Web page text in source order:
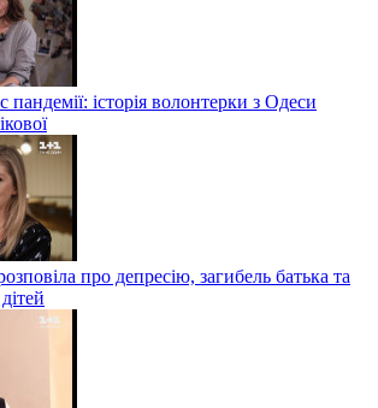
пандемії: історія волонтерки з Одеси
про депресію, загибель батька та